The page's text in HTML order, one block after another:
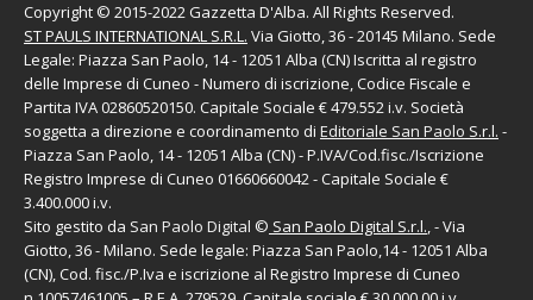
Copyright © 2015-2022 Gazzetta D'Alba. All Rights Reserved.
ST PAULS INTERNATIONAL S.R.L. Via Giotto, 36 - 20145 Milano. Sede
Legale: Piazza San Paolo, 14 - 12051 Alba (CN) Iscritta al registro
delle Imprese di Cuneo - Numero di iscrizione, Codice Fiscale e
Partita IVA 02860520150. Capitale Sociale € 479.552 i.v. Società
soggetta a direzione e coordinamento di Editoriale San Paolo S.r.l. -
Piazza San Paolo, 14 - 12051 Alba (CN) - P.IVA/Cod.fisc./Iscrizione
Registro Imprese di Cuneo 01660660042 - Capitale Sociale €
3.400.000 i.v.
Sito gestito da San Paolo Digital © San Paolo Digital S.r.l., - Via
Giotto, 36 - Milano. Sede legale: Piazza San Paolo,14 - 12051 Alba
(CN), Cod. fisc./P.Iva e iscrizione al Registro Imprese di Cuneo